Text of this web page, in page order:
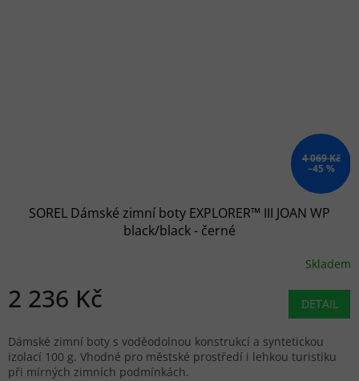
4 069 Kč
–45 %
SOREL Dámské zimní boty EXPLORER™ III JOAN WP
black/black - černé
Skladem
2 236 Kč DETAIL
Dámské zimní boty s voděodolnou konstrukcí a syntetickou
izolací 100 g. Vhodné pro městské prostředí i lehkou turistiku
při mírných zimních podmínkách.